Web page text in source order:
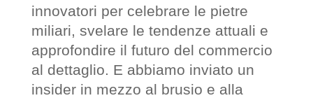
innovatori per celebrare le pietre
miliari, svelare le tendenze attuali e
approfondire il futuro del commercio
al dettaglio. E abbiamo inviato un
insider in mezzo al brusio e alla